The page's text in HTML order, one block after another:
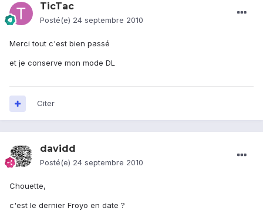
TicTac
Posté(e) 24 septembre 2010
Merci tout c'est bien passé
et je conserve mon mode DL
Citer
davidd
Posté(e) 24 septembre 2010
Chouette,
c'est le dernier Froyo en date ?